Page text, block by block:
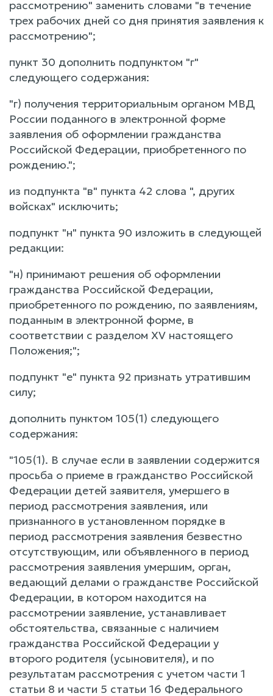
рассмотрению" заменить словами "в течение
трех рабочих дней со дня принятия заявления к
рассмотрению";
пункт 30 дополнить подпунктом "г"
следующего содержания:
"г) получения территориальным органом МВД
России поданного в электронной форме
заявления об оформлении гражданства
Российской Федерации, приобретенного по
рождению.";
из подпункта "в" пункта 42 слова ", других
войсках" исключить;
подпункт "н" пункта 90 изложить в следующей
редакции:
"н) принимают решения об оформлении
гражданства Российской Федерации,
приобретенного по рождению, по заявлениям,
поданным в электронной форме, в
соответствии с разделом XV настоящего
Положения;";
подпункт "е" пункта 92 признать утратившим
силу;
дополнить пунктом 105(1) следующего
содержания:
"105(1). В случае если в заявлении содержится
просьба о приеме в гражданство Российской
Федерации детей заявителя, умершего в
период рассмотрения заявления, или
признанного в установленном порядке в
период рассмотрения заявления безвестно
отсутствующим, или объявленного в период
рассмотрения заявления умершим, орган,
ведающий делами о гражданстве Российской
Федерации, в котором находится на
рассмотрении заявление, устанавливает
обстоятельства, связанные с наличием
гражданства Российской Федерации у
второго родителя (усыновителя), и по
результатам рассмотрения с учетом части 1
статьи 8 и части 5 статьи 16 Федерального